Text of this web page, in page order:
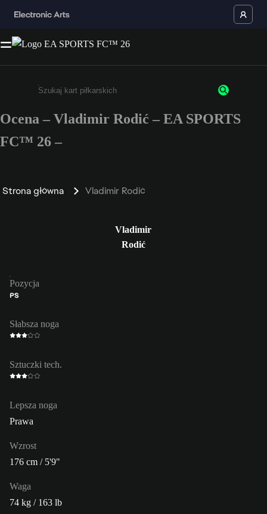
Wpisz co najmniej 3 znaki lub cyfry.
Ocena – Vladimir Rodić – EA SPORTS
FC™ 26 –
Strona główna Vladimir Rodić
Vladimir
Rodić
Pozycja
PS
Słabsza noga
Sztuczki tech.
Lepsza noga
Prawa
Wzrost
176 cm / 5'9"
Waga
74 kg / 163 lb